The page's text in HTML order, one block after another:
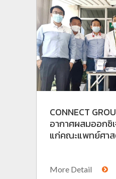
CONNECT
อากาศผสมออกซิ
แก่คณะแพทย์ศา
More Detail